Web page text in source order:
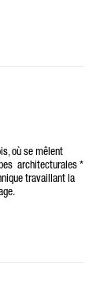
où se mêlent
architecturales *
travaillant la